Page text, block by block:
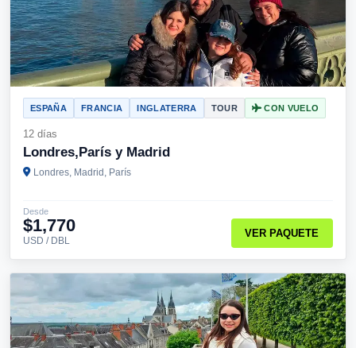
ESPAÑA FRANCIA INGLATERRA TOUR CON VUELO
12 días
Londres,París y Madrid
Londres, Madrid, París
Desde
$1,770
USD / DBL
VER PAQUETE